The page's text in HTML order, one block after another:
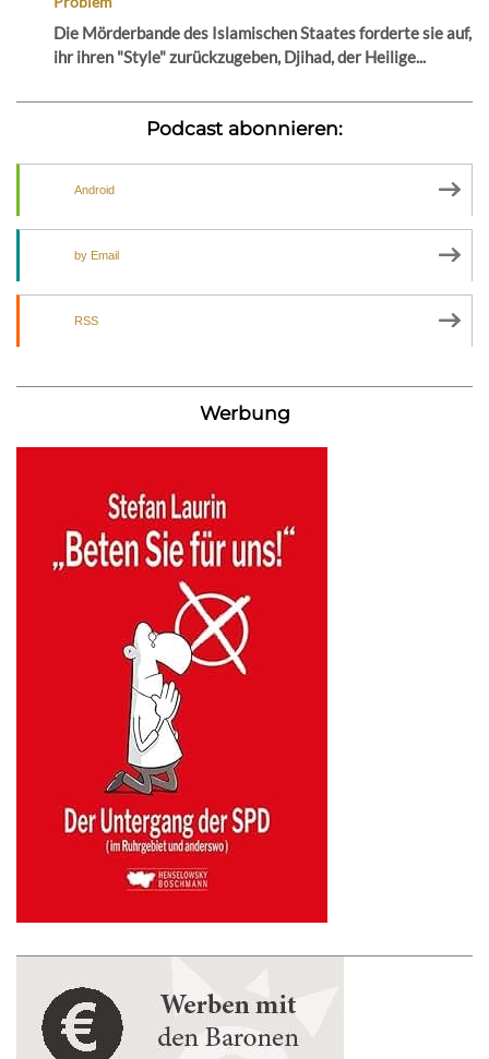
Die Mörderbande des Islamischen Staates forderte sie auf,
ihr ihren "Style" zurückzugeben, Djihad, der Heilige...
Podcast abonnieren:
Android
by Email
RSS
Werbung